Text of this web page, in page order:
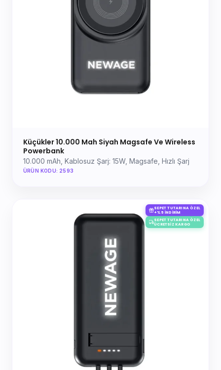
Küçükler 10.000 Mah Siyah Magsafe Ve Wireless
Powerbank
10.000 mAh, Kablosuz Şarj: 15W, Magsafe, Hızlı Şarj
ÜRÜN KODU: 2593
SEPET TUTARINA ÖZEL
+%5 İNDIRIM
SEPET TUTARINA ÖZEL
ÜCRETSIZ KARGO